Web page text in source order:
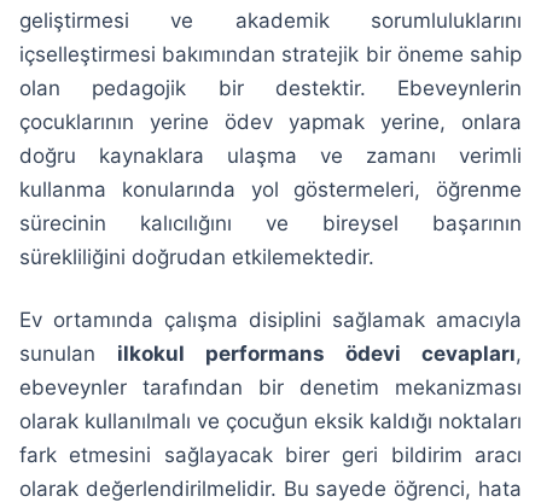
geliştirmesi ve akademik sorumluluklarını
içselleştirmesi bakımından stratejik bir öneme sahip
olan pedagojik bir destektir. Ebeveynlerin
çocuklarının yerine ödev yapmak yerine, onlara
doğru kaynaklara ulaşma ve zamanı verimli
kullanma konularında yol göstermeleri, öğrenme
sürecinin kalıcılığını ve bireysel başarının
sürekliliğini doğrudan etkilemektedir.
Ev ortamında çalışma disiplini sağlamak amacıyla
sunulan ilkokul performans ödevi cevapları,
ebeveynler tarafından bir denetim mekanizması
olarak kullanılmalı ve çocuğun eksik kaldığı noktaları
fark etmesini sağlayacak birer geri bildirim aracı
olarak değerlendirilmelidir. Bu sayede öğrenci, hata